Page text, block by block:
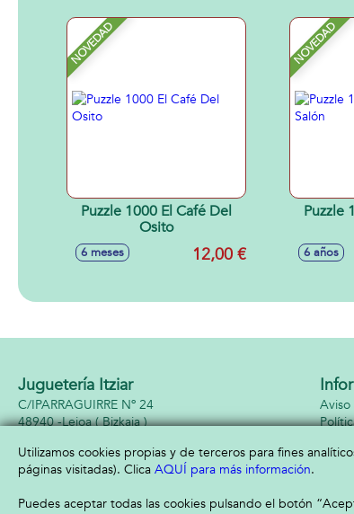
NOVEDAD
Puzzle 1000 El Café Del
Osito
6 meses 12,00 €
NOVEDAD
Puzzle
6 años
Juguetería Itziar
C/IPARRAGUIRRE Nº 24
48940 -Leioa( Bizkaia )
Aviso
Utilizamos cookies propias y de terceros para fines
páginas visitadas). Clica AQUÍ para más información.
Puedes aceptar todas las cookies pulsando el botón